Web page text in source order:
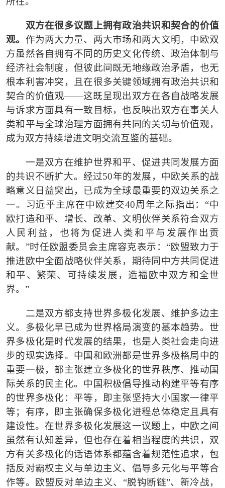
双方在很多议题上拥有政治共识和契合的价值
观。 作为两大力量、两大市场和两大文明，中欧双
方虽然各自拥有不同的历史文化传统、政治体制与
经济社会制度，但彼此间既无地缘政治矛盾，也无
根本利害冲突，且在很多关键领域拥有政治共识和
契合的价值观——这既呈现出双方在各自战略发展
与诉求方面具有一致目标，也反映出双方在事关人
类和平与全球治理方面拥有共同的关切与价值观，
成为双方持续增进文明交流互鉴的基础。
一是双方在维护世界和平、促进共同发展方面
的共识不断扩大。经过50年的发展，中欧关系的战
略意义日益突出，已成为全球最重要的双边关系之
一。习近平主席在中欧建交40周年之际指出： “中
欧打造和平、增长、改革、文明伙伴关系符合双方
人民利益，也将为促进人类和平与发展作出贡
献。 ”时任欧盟委员会主席容克表示： “欧盟致力于
推进欧中全面战略伙伴关系，期待同中方共同促进
和平、繁荣、可持续发展，造福欧中双方和全世
界。 ”
二是双方都支持世界多极化发展、维护多边主
义。多极化早已成为世界格局演变的基本趋势。世
界多极化是时代发展的结果，也是人类社会走向进
步的现实选择。中国和欧洲都是世界多极格局中的
重要一极，都主张建立多极化的世界秩序、推动国
际关系的民主化。中国积极倡导推动构建平等有序
的世界多极化：平等，即主张坚持大小国家一律平
等；有序，即主张确保多极化进程总体稳定且具有
建设性。在世界多极化发展这一议题上，中欧之间
虽然有认知差异，但也存在着相当程度的共识，双
方有关多极化的话语体系都蕴含着规范性追求，包
括反对霸权主义与单边主义、倡导多元化与平等合
作等。欧盟反对单边主义、 “脱钩断链”、新冷战，